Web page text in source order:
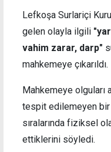
Lefkoşa Surlariçi
gelen olayla ilgili
vahim zarar, darp"
mahkemeye çıkarıldı.
Mahkemeye olguları
tespit edilemeyen bir
sıralarında fiziksel
ettiklerini söyledi.